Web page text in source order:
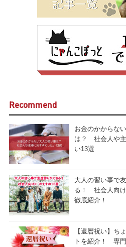
Recommend
お金のかからな
は？ 社会人や
い13選
大人の習い事で
る！ 社会人向け
徹底紹介！
【還暦祝い】ち
トを紹介！ 専